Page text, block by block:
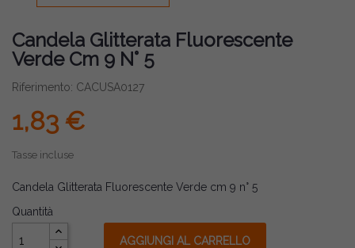
Candela Glitterata Fluorescente
Verde Cm 9 N° 5
Riferimento: CACUSA0127
1,83 €
Tasse incluse
Candela Glitterata Fluorescente Verde cm 9 n° 5
Quantità
AGGIUNGI AL CARRELLO